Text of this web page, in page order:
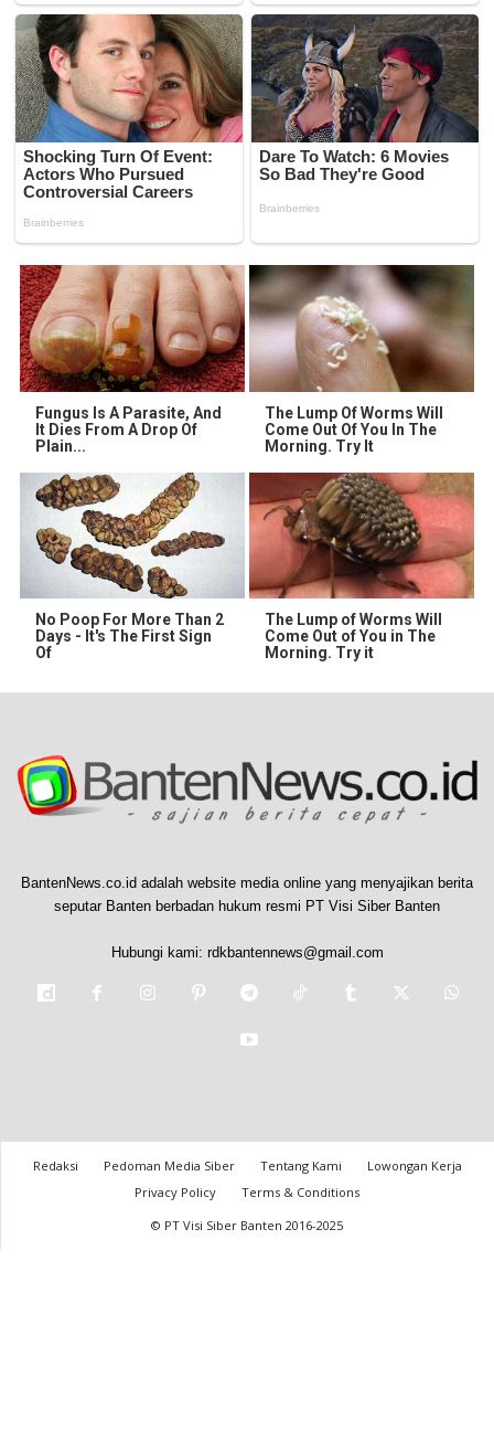
Fungus Is A Parasite, And
It Dies From A Drop Of
Plain...
The Lump Of Worms Will
Come Out Of You In The
Morning. Try It
No Poop For More Than 2
Days - It's The First Sign
Of
The Lump of Worms Will
Come Out of You in The
Morning. Try it
BantenNews.co.id adalah website media online yang menyajikan berita
seputar Banten berbadan hukum resmi PT Visi Siber Banten
Hubungi kami: rdkbantennews@gmail.com
Redaksi Pedoman Media Siber Tentang Kami
Lowongan Kerja
Privacy Policy
Terms & Conditions
© PT Visi Siber Banten 2016-2025